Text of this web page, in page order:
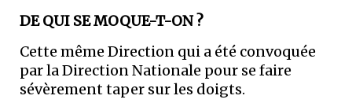
DE QUI SE MOQUE-T-ON ?
Cette même Direction qui a été convoquée
par la Direction Nationale pour se faire
sévèrement taper sur les doigts.